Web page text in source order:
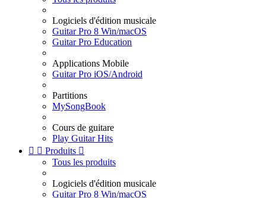
Logiciels d'édition musicale
Guitar Pro 8 Win/macOS
Guitar Pro Education
Applications Mobile
Guitar Pro iOS/Android
Partitions
MySongBook
Cours de guitare
Play Guitar Hits
  Produits 
Tous les produits
Logiciels d'édition musicale
Guitar Pro 8 Win/macOS